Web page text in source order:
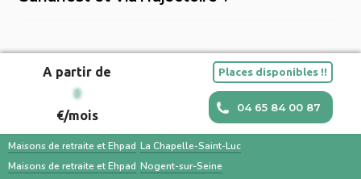
facilitent une transition en douceur.
Sahanest ou contacter directement les
utilisé par les hôpitaux et les médecins pour
orienter un patient. Une recherche en
parallèle avec des services comme Sahanest
permet souvent un gain de temps et un
meilleur accompagnement.
pour simplifier la recherche de solutions
d’hébergement pour personnes âgées, avec
un accompagnement humain, des outils
personnalisés et des services
complémentaires. À l’inverse, ViaTrajectoire
est un service public gratuit, destiné
A partir de
0
€/mois
Places disponibles !!
04 65 84 00 87
Maisons et EHPAD dans les villes à proximité
Maisons de retraite et Ehpad
Maisons de retraite et Ehpad La Chapelle-Saint-Luc
Maisons de retraite et Ehpad Nogent-sur-Seine